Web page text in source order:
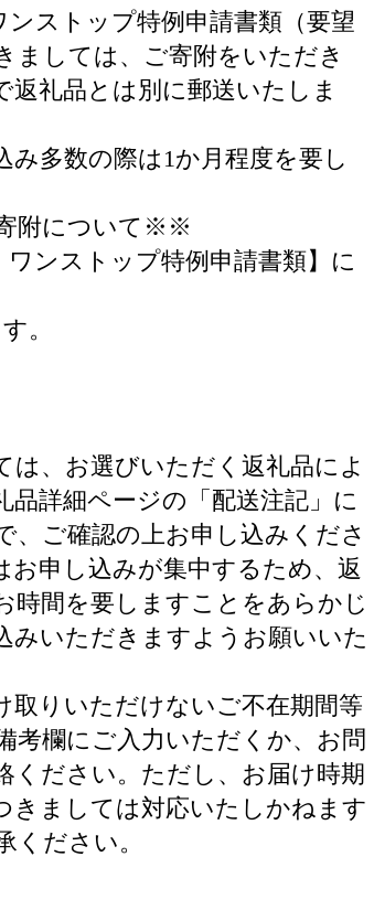
ンストップ特例申請書類（要望
ましては、ご寄附をいただき
返礼品とは別に郵送いたしま
み多数の際は1か月程度を要し
附について※※
ワンストップ特例申請書類】に
。
は、お選びいただく返礼品によ
品詳細ページの「配送注記」に
、ご確認の上お申し込みくださ
お申し込みが集中するため、返
時間を要しますことをあらかじ
みいただきますようお願いいた
取りいただけないご不在期間等
考欄にご入力いただくか、お問
ください。ただし、お届け時期
きましては対応いたしかねます
ください。